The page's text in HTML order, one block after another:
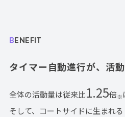
BENEFIT
タイマー自動進行が、活
全体の活動量は従来比1.25倍※
そして、コートサイドに生まれる